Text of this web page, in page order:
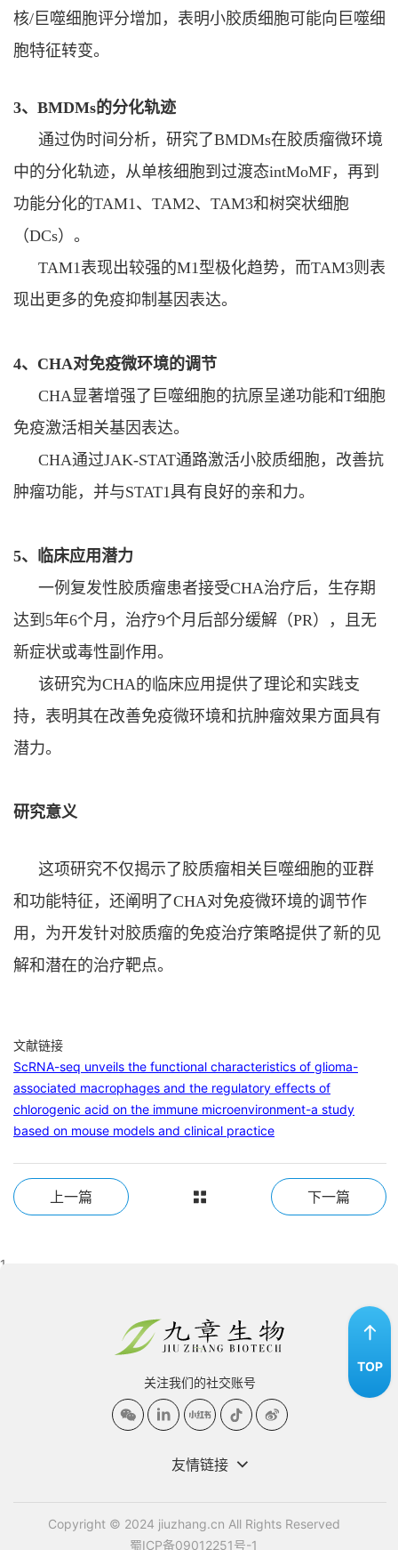
核/ 巨噬细胞评分增加，表明小胶质细胞可能向巨噬细
胞特征转变。
3、 BMDMs的分化轨迹
通过伪时间分析，研究了BMDMs在胶质瘤微环境
中的分化轨迹，从单核细胞到过渡态intMoMF，再到
功能分化的TAM1 、 TAM2、 TAM3和树突状细胞
（DCs）。
TAM1 表现出较强的M1 型极化趋势，而TAM3则表
现出更多的免疫抑制基因表达。
4、 CHA对免疫微环境的调节
CHA 显著增强了巨噬细胞的抗原呈递功能和T细胞
免疫激活相关基因表达。
CHA通过JAK-STAT通路激活小胶质细胞，改善抗
肿瘤功能，并与STAT1 具有良好的亲和力。
5、
临床应用潜力
一例复发性胶质瘤患者接受CHA治疗后，生存期
达到 5年6个月，治疗9个月后部分缓解（PR），且无
新症状或毒性副作用。
该研究为CHA的临床应用提供了理论和实践支
持，表明其在改善免疫微环境和抗肿瘤效果方面具有
潜力。
研究意义
这项研究不仅揭示了胶质瘤相关巨噬细胞的亚群
和功能特征，还阐明了CHA对免疫微环境的调节作
用，为开发针对胶质瘤的免疫治疗策略提供了新的见
解和潜在的治疗靶点。
文献链接
ScRNA-seq unveils the functional characteristics of glioma-
associated macrophages and the regulatory effects of
chlorogenic acid on the immune microenvironment-a study
based on mouse models and clinical practice
上一篇 下一篇
1
TOP
友情链接
关注我们的社交账号
Copyright © 2024 jiuzhang.cn All Rights Reserved
蜀ICP备09012251号-1